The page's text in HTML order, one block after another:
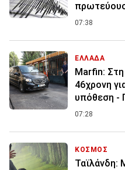
07:38
ΕΛΛΑΔΑ
Marfin: Στη
46χρονη
υπόθεση -
07:28
ΚΟΣΜΟΣ
Ταϊλάνδη: